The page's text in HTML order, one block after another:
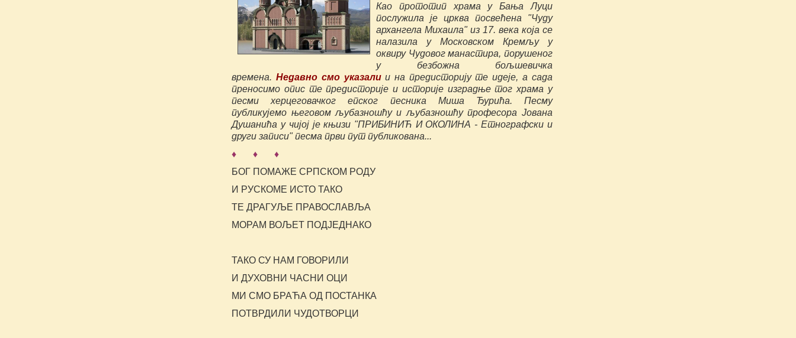
Као прототип храма у Бања Луци
послужила је црква посвећена "Чуду
архангела Михаила" из 17. века која се
налазила у Московском Кремљу у
оквиру Чудовог манастира, порушеног
у безбожна бољшевичка
времена.Недавно смо указалии на предисторију те идеје, а сада
преносимо опис те предисторије и историје изградње тог храма у
песми херцеговачког епског песника Миша Ђурића. Песму
публикујемо његовом љубазношћу и љубазношћу професора Јована
Душанића у чијој је књизи "ПРИБИНИЋ И ОКОЛИНА - Етнографски и
други записи" песма први пут публикована...
♦ ♦ ♦
БОГ ПОМАЖЕ СРПСКОМ РОДУ
И РУСКОМЕ ИСТО ТАКО
ТЕ ДРАГУЉЕ ПРАВОСЛАВЉА
МОРАМ ВОЉЕТ ПОДЈЕДНАКО
ТАКО СУ НАМ ГОВОРИЛИ
И ДУХОВНИ ЧАСНИ ОЦИ
МИ СМО БРАЋА ОД ПОСТАНКА
ПОТВРДИЛИ ЧУДОТВОРЦИ